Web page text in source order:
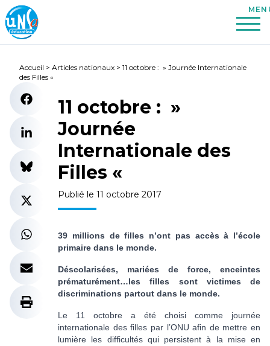
Accueil > Articles nationaux > 11 octobre : » Journée Internationale
des Filles «
11 octobre : »
Journée
Internationale des
Filles «
Publié le 11 octobre 2017
39 millions de filles n’ont pas accès à l’école
primaire dans le monde.
Déscolarisées, mariées de force, enceintes
prématurément…les filles sont victimes de
discriminations partout dans le monde.
Le 11 octobre a été choisi comme journée
internationale des filles par l’ONU afin de mettre en
lumière les difficultés qui persistent à la mise en